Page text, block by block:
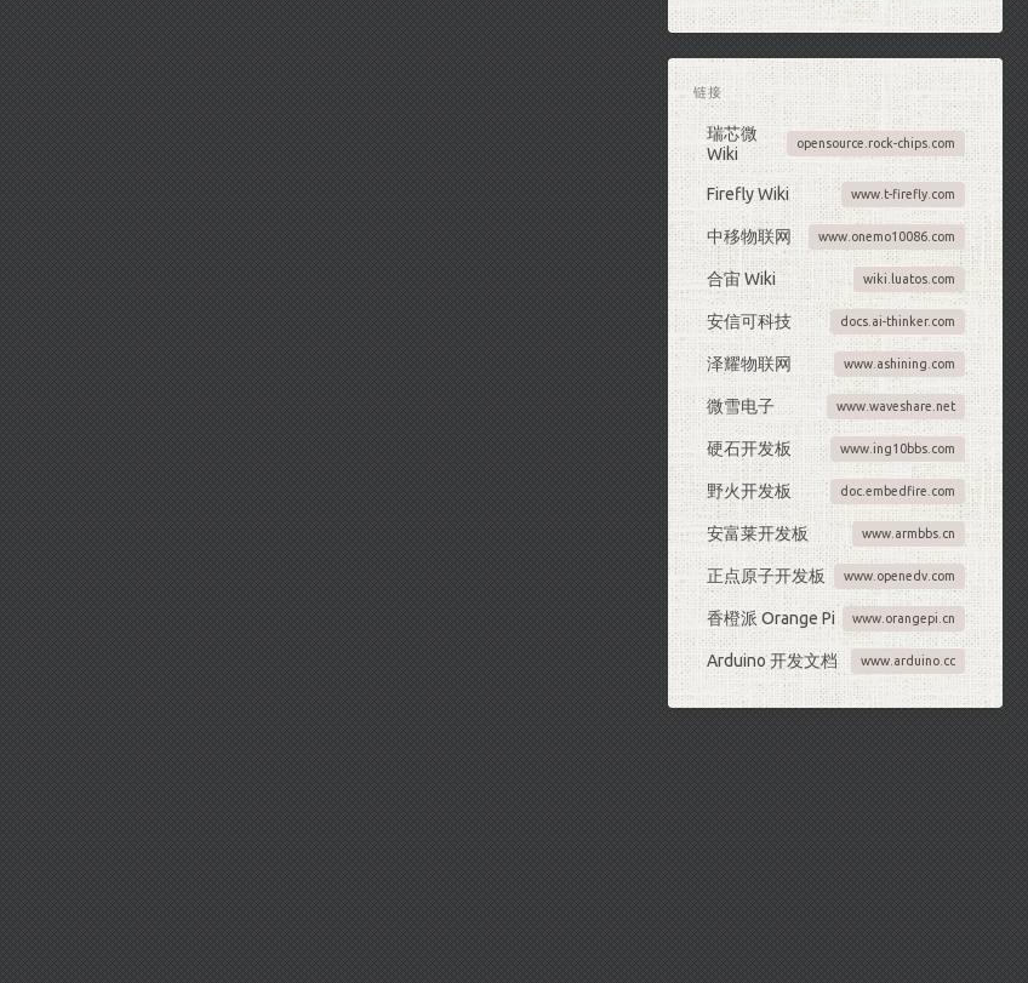
链接
瑞芯微
Wiki
opensource.rock-chips.com
Firefly Wiki www.t-firefly.com
中移物联网 www.onemo10086.com
合宙 Wiki wiki.luatos.com
安信可科技 docs.ai-thinker.com
泽耀物联网 www.ashining.com
微雪电子 www.waveshare.net
硬石开发板 www.ing10bbs.com
野火开发板 doc.embedfire.com
安富莱开发板 www.armbbs.cn
正点原子开发板 www.openedv.com
香橙派 Orange Pi www.orangepi.cn
Arduino 开发文档 www.arduino.cc